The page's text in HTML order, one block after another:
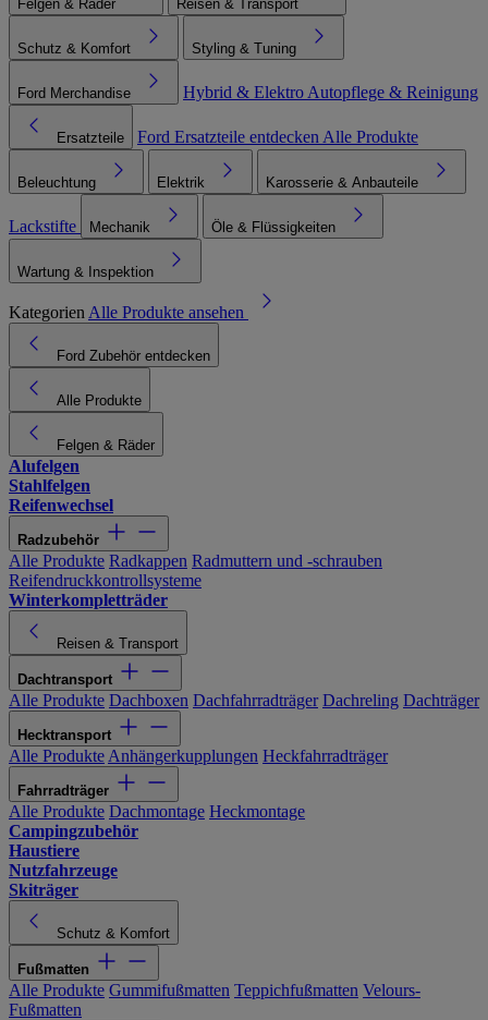
Felgen & Räder Reisen & Transport
Schutz & Komfort Styling & Tuning
Ford Merchandise Hybrid & Elektro Autopflege & Reinigung
Ersatzteile Ford Ersatzteile entdecken Alle Produkte
Beleuchtung Elektrik Karosserie & Anbauteile
Lackstifte Mechanik Öle & Flüssigkeiten
Wartung & Inspektion
Kategorien Alle Produkte ansehen
Ford Zubehör entdecken
Alle Produkte
Felgen & Räder
Alufelgen
Stahlfelgen
Reifenwechsel
Radzubehör
Alle Produkte Radkappen Radmuttern und -schrauben
Reifendruckkontrollsysteme
Winterkompletträder
Reisen & Transport
Dachtransport
Alle Produkte Dachboxen Dachfahrradträger Dachreling Dachträger
Hecktransport
Alle Produkte Anhängerkupplungen Heckfahrradträger
Fahrradträger
Alle Produkte Dachmontage Heckmontage
Campingzubehör
Haustiere
Nutzfahrzeuge
Skiträger
Schutz & Komfort
Fußmatten
Alle Produkte Gummifußmatten Teppichfußmatten Velours-
Fußmatten